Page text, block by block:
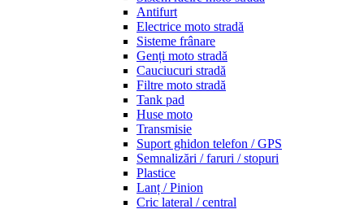
Antifurt
Electrice moto stradă
Sisteme frânare
Genți moto stradă
Cauciucuri stradă
Filtre moto stradă
Tank pad
Huse moto
Transmisie
Suport ghidon telefon / GPS
Semnalizări / faruri / stopuri
Plastice
Lanț / Pinion
Cric lateral / central